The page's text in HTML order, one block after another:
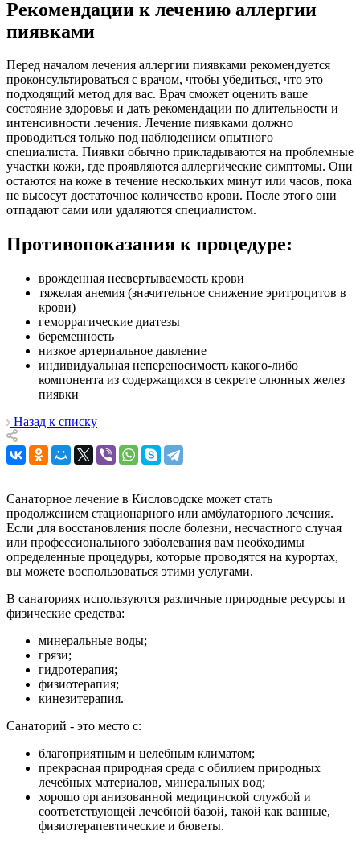
Рекомендации к лечению аллергии
пиявками
Перед началом лечения аллергии пиявками рекомендуется
проконсультироваться с врачом, чтобы убедиться, что это
подходящий метод для вас. Врач сможет оценить ваше
состояние здоровья и дать рекомендации по длительности и
интенсивности лечения. Лечение пиявками должно
проводиться только под наблюдением опытного
специалиста. Пиявки обычно прикладываются на проблемные
участки кожи, где проявляются аллергические симптомы. Они
остаются на коже в течение нескольких минут или часов, пока
не высосут достаточное количество крови. После этого они
отпадают сами или удаляются специалистом.
Противопоказания к процедуре:
врожденная несвертываемость крови
тяжелая анемия (значительное снижение эритроцитов в
крови)
геморрагические диатезы
беременность
низкое артериальное давление
индивидуальная непереносимость какого-либо
компонента из содержащихся в секрете слюнных желез
пиявки
Назад к списку
Санаторное лечение в Кисловодске может стать
продолжением стационарного или амбулаторного лечения.
Если для восстановления после болезни, несчастного случая
или профессионального заболевания вам необходимы
определенные процедуры, которые проводятся на курортах,
вы можете воспользоваться этими услугами.
В санаториях используются различные природные ресурсы и
физические средства:
минеральные воды;
грязи;
гидротерапия;
физиотерапия;
кинезитерапия.
Санаторий - это место с:
благоприятным и целебным климатом;
прекрасная природная среда с обилием природных
лечебных материалов, минеральных вод;
хорошо организованной медицинской службой и
соответствующей лечебной базой, такой как ванные,
физиотерапевтические и бюветы.